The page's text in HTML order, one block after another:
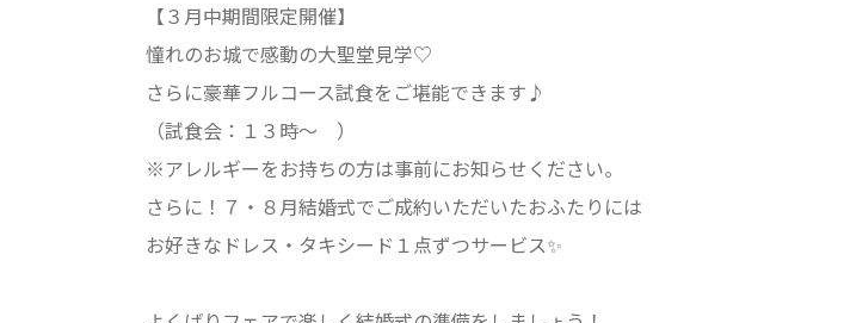
【３月中期間限定開催】
憧れのお城で感動の大聖堂見学♡
さらに豪華フルコース試食をご堪能できます♪
（試食会：１３時～ ）
※アレルギーをお持ちの方は事前にお知らせください。
さらに！７・８月結婚式でご成約いただいたおふたりには
お好きなドレス・タキシード１点ずつサービス✨